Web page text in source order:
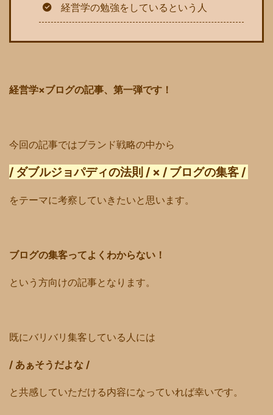
経営学の勉強をしているという人
経営学×ブログの記事、第一弾です！
今回の記事ではブランド戦略の中から
/ ダブルジョパディの法則 / × / ブログの集客 /
をテーマに考察していきたいと思います。
ブログの集客ってよくわからない！
という方向けの記事となります。
既にバリバリ集客している人には
/ あぁそうだよな /
と共感していただける内容になっていれば幸いです。